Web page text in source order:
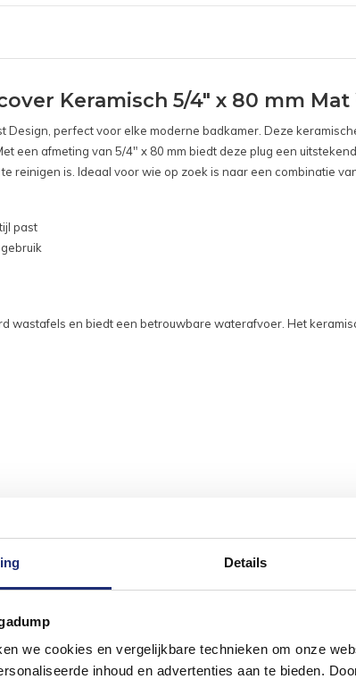
Details
we cookies en vergelijkbare technieken om onze
inhoud en advertenties aan te bieden.
Keramisch 5/4" x 80 mm
Design, perfect voor elke moderne badkamer. Deze
een afmeting van 5/4" x 80 mm biedt deze plug een
reinigen is. Ideaal voor wie op zoek is naar een combinatie
past
wastafels en biedt een betrouwbare waterafvoer. Het
badkamer op Instagram met